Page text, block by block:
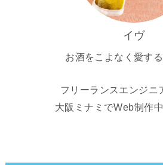
イヴ
お酒をこよなく愛す
フリーランスエンジニ
大阪ミナミでWeb制作